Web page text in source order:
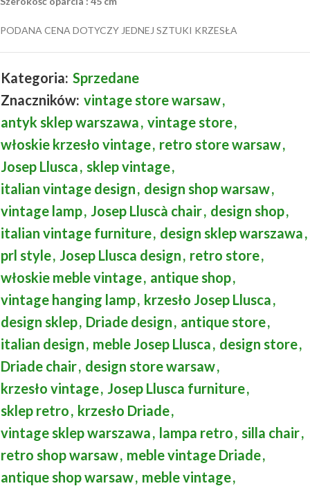
PODANA CENA DOTYCZY JEDNEJ SZTUKI KRZESŁA
Kategoria: Sprzedane
Znaczników: vintage store warsaw,
antyk sklep warszawa, vintage store,
włoskie krzesło vintage, retro store warsaw,
Josep Llusca, sklep vintage,
italian vintage design, design shop warsaw,
vintage lamp, Josep Lluscà chair, design shop,
italian vintage furniture, design sklep warszawa,
prl style, Josep Llusca design, retro store,
włoskie meble vintage, antique shop,
vintage hanging lamp, krzesło Josep Llusca,
design sklep, Driade design, antique store,
italian design, meble Josep Llusca, design store,
Driade chair, design store warsaw,
krzesło vintage, Josep Llusca furniture,
sklep retro, krzesło Driade,
vintage sklep warszawa, lampa retro, silla chair,
retro shop warsaw, meble vintage Driade,
antique shop warsaw, meble vintage,